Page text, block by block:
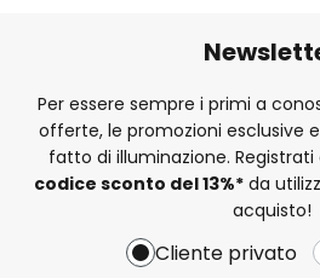
Per essere sempre i primi a
offerte, le promozioni esclusive
fatto di illuminazione.
codice sconto del13%*da
acquisto!
Cliente privato